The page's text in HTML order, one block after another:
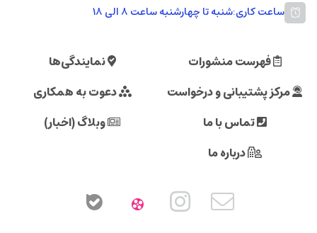
ساعت کاری:شنبه تا چهارشنبه ساعت ۸ الی ۱۸
فهرست منشورات
نمایندگی‌ها
مرکز پشتیبانی و درخواست
دعوت به همکاری
تماس با ما
وبلاگ (اخبار)
درباره ما